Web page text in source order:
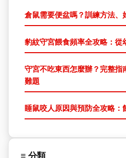
倉鼠需要便盆嗎？訓練方法、
豹紋守宮餵食頻率全攻略：從
守宮不吃東西怎麼辦？完整指
難題
睡鼠咬人原因與預防全攻略：
≡ 分類